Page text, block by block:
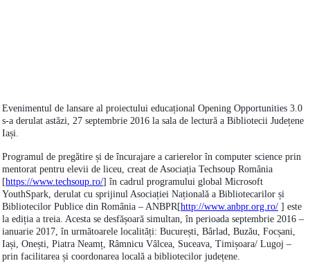
Evenimentul de lansare al proiectului educațional Opening Opportunities 3.0
s-a derulat astăzi, 27 septembrie 2016 la sala de lectură a Bibliotecii Județene
Iași.
Programul de pregătire și de încurajare a carierelor în computer science prin
mentorat pentru elevii de liceu, creat de Asociația Techsoup România
[https://www.techsoup.ro/] în cadrul programului global Microsoft
YouthSpark, derulat cu sprijinul Asociației Națională a Bibliotecarilor și
Bibliotecilor Publice din România – ANBPR[http://www.anbpr.org.ro/ ] este
la ediția a treia. Acesta se desfășoară simultan, în perioada septembrie 2016 –
ianuarie 2017, în următoarele localități: București, Bârlad, Buzău, Focșani,
Iași, Onești, Piatra Neamț, Râmnicu Vâlcea, Suceava, Timișoara/ Lugoj –
prin facilitarea și coordonarea locală a bibliotecilor județene.